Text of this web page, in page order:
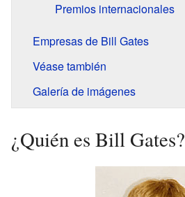
Premios internacionales
Empresas de Bill Gates
Véase también
Galería de imágenes
¿Quién es Bill Gates?